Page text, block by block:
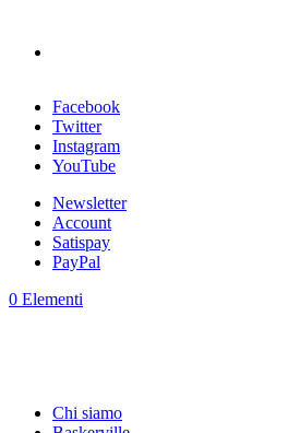
Facebook
Twitter
Instagram
YouTube
Newsletter
Account
Satispay
PayPal
0 Elementi
Chi siamo